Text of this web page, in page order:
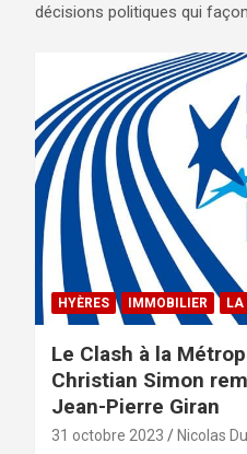
décisions politiques qui
HYÈRES IMMOBILIER LA
Le Clash à la
Christian Simon
Jean-Pierre Giran
31 octobre 2023 Nicolas